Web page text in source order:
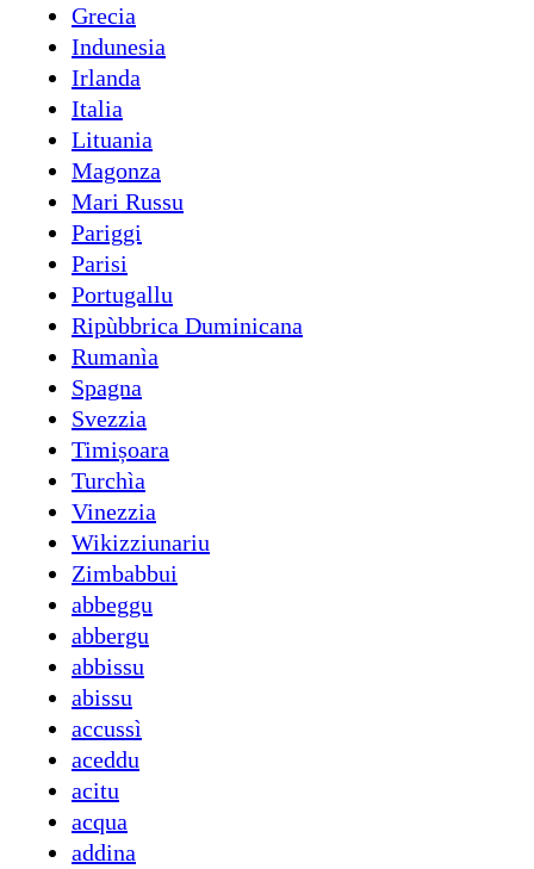
Grecia
Indunesia
Irlanda
Italia
Lituania
Magonza
Mari Russu
Pariggi
Parisi
Portugallu
Ripùbbrica Duminicana
Rumanìa
Spagna
Svezzia
Timișoara
Turchìa
Vinezzia
Wikizziunariu
Zimbabbui
abbeggu
abbergu
abbissu
abissu
accussì
aceddu
acitu
acqua
addina